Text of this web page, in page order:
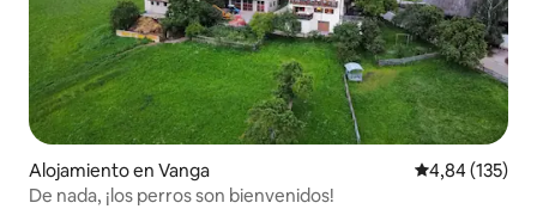
Alojamiento en Vanga Calificación
4,84 (135)
De nada, ¡los perros son bienvenidos!